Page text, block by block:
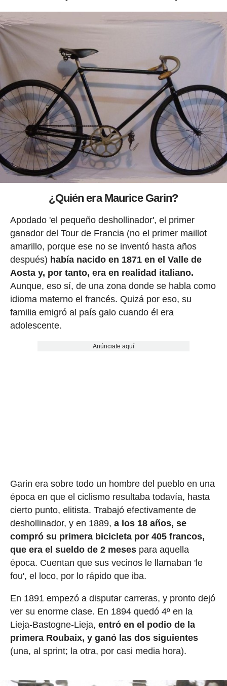
¿Quién era Maurice Garin?
Apodado 'el pequeño deshollinador', el primer
ganador del Tour de Francia (no el primer maillot
amarillo, porque ese no se inventó hasta años
después) había nacido en 1871 en el Valle de
Aosta y, por tanto, era en realidad italiano.
Aunque, eso sí, de una zona donde se habla como
idioma materno el francés. Quizá por eso, su
familia emigró al país galo cuando él era
adolescente.
Anúnciate aquí
Garin era sobre todo un hombre del pueblo en una
época en que el ciclismo resultaba todavía, hasta
cierto punto, elitista. Trabajó efectivamente de
deshollinador, y en 1889, a los 18 años, se
compró su primera bicicleta por 405 francos,
que era el sueldo de 2 mesespara aquella
época. Cuentan que sus vecinos le llamaban 'le
fou', el loco, por lo rápido que iba.
En 1891 empezó a disputar carreras, y pronto dejó
ver su enorme clase. En 1894 quedó 4º en la
Lieja-Bastogne-Lieja, entró en el podio de la
primera Roubaix, y ganó las dos siguientes
(una, al sprint; la otra, por casi media hora).